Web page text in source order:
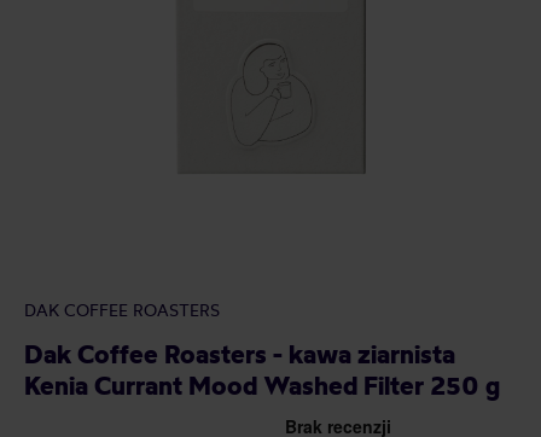
DAK COFFEE ROASTERS
Dak Coffee Roasters - kawa ziarnista
Kenia Currant Mood Washed Filter 250 g